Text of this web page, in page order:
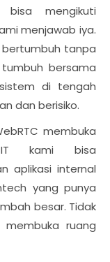
bisa mengikuti
menjawab iya.
bertumbuh tanpa
bersama
di tengah
dan berisiko.
membuka
IT kami bisa
aplikasi internal
yang punya
besar. Tidak
ruang